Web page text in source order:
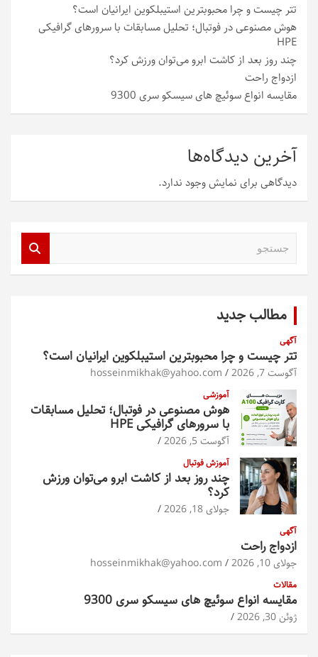
تتر چیست و چرا محبوبترین استیبلکوین ایرانیان است؟
هوش مصنوعی در فوتبال؛ تحلیل مسابقات با سرورهای گرافیکی
HPE
چند روز بعد از کاشت ابرو می‌توان ورزش کرد؟
ازدواج راحت
مقایسه انواع سوئیچ های سیسکو سری 9300
آخرین دیدگاه‌ها
دیدگاهی برای نمایش وجود ندارد.
مطالب جدید
آگهی
تتر چیست و چرا محبوبترین استیبلکوین ایرانیان است؟
آگوست 7, 2026 hosseinmikhak@yahoo.com
آموزشی
هوش مصنوعی در فوتبال؛ تحلیل مسابقات
با سرورهای گرافیکی HPE
آگوست 5, 2026
آموزش فوتبال
چند روز بعد از کاشت ابرو می‌توان ورزش
کرد؟
جولای 18, 2026
آگهی
ازدواج راحت
جولای 10, 2026 hosseinmikhak@yahoo.com
مقالات
مقایسه انواع سوئیچ های سیسکو سری 9300
ژوئن 30, 2026